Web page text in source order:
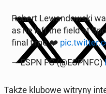
Robert Le­wan­dow­ski
as he left the field at
final time ❤️
— ESPN FC (@ESPNFC)
Także klubowe witryny